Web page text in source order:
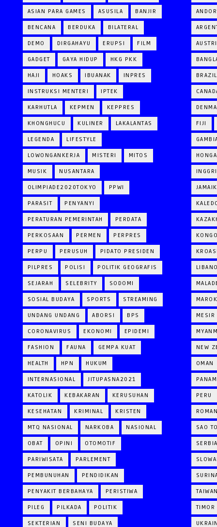
ASIAN PARA GAMES ASUSILA BANJIR
BENCANA BERDUKA BILATERAL
DEMO DIRGAHAYU ERUPSI FILM
GADGET GAYA HIDUP HKG PKK
HAJI HOAKS IBUANAK INPRES
INSTRUKSI MENTERI IPTEK
KARHUTLA KEPMEN KEPPRES
KHONGHUCU KULINER LAKALANTAS
LEGENDA LIFESTYLE
LOWONGANKERJA MISTERI MITOS
MUSIK NUSANTARA
OLIMPIADE2020TOKYO PPWI
PARASIT PENYANYI
PERATURAN PEMERINTAH PERDATA
PERKOSAAN PERMEN PERPRES
PERPU PERUSUH PIDATO PRESIDEN
PILPRES POLISI POLITIK GEOGRAFIS
SEJARAH SELEBRITY SODOMI
SOSIAL BUDAYA SPORTS STREAMING
UNDANG UNDANG ABORSI BPS
CORONAVIRUS EKONOMI EPIDEMI
FASHION FAUNA GEMPA KUAT
HEALTH HPN HUKUM
INTERNASIONAL JITUPASNA2021
KATOLIK KEBAKARAN KERUSUHAN
KESEHATAN KRIMINAL KRISTEN
MTQ NASIONAL NARKOBA NASIONAL
OBAT OPINI OTOMOTIF
PARIWISATA PARLEMENT
PEMBUNUHAN PENDIDIKAN
PENYAKIT BERBAHAYA PERISTIWA
PILEG PILKADA POLITIK
SEKTERIAN SENI BUDAYA
BRAZIL
FIJI
MESIR
NEW
OMAN
PERU
SAO
TIMOR